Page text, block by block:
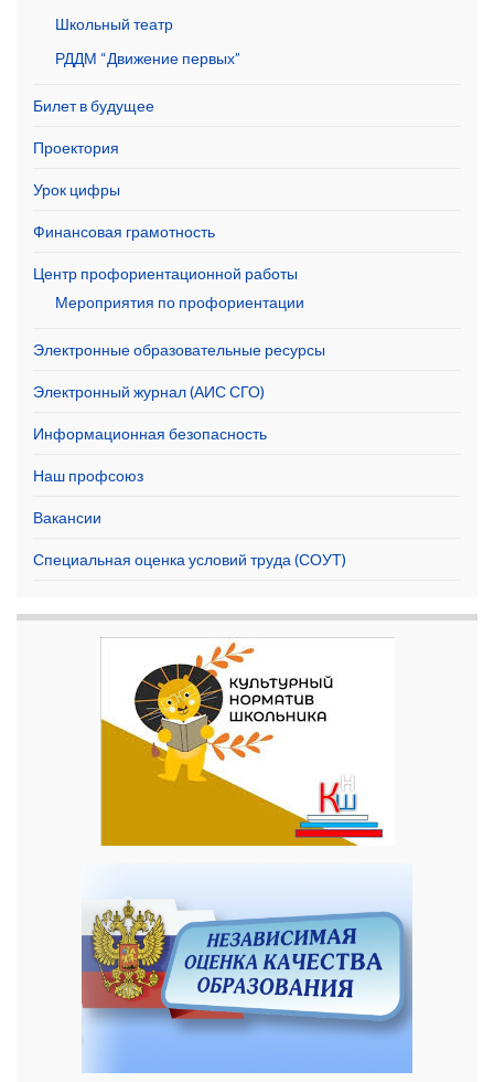
Школьный театр
РДДМ “Движение первых”
Билет в будущее
Проектория
Урок цифры
Финансовая грамотность
Центр профориентационной работы
Мероприятия по профориентации
Электронные образовательные ресурсы
Электронный журнал (АИС СГО)
Информационная безопасность
Наш профсоюз
Вакансии
Специальная оценка условий труда (СОУТ)